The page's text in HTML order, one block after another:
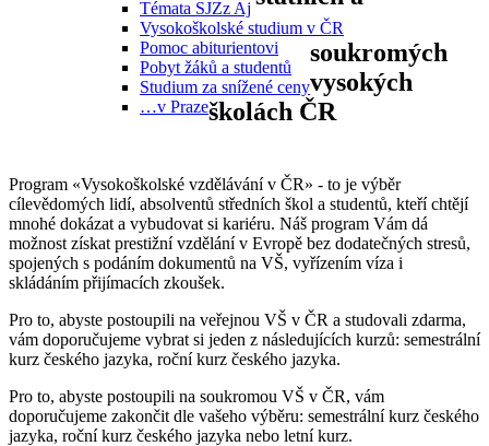
Témata SJZz Aj
Vysokoškolské studium v ČR
Pomoc abiturientovi
Pobyt žáků a studentů
Studium za snížené ceny
…v Praze
soukromých
vysokých
školách ČR
Program «Vysokoškolské vzdělávání v ČR» - to je výběr
cílevědomých lidí, absolventů středních škol a studentů, kteří chtějí
mnohé dokázat a vybudovat si kariéru. Náš program Vám dá
možnost získat prestižní vzdělání v Evropě bez dodatečných stresů,
spojených s podáním dokumentů na VŠ, vyřízením víza i
skládáním přijímacích zkoušek.
Pro to, abyste postoupili na veřejnou VŠ v ČR a studovali zdarma,
vám doporučujeme vybrat si jeden z následujících kurzů: semestrální
kurz českého jazyka, roční kurz českého jazyka.
Pro to, abyste postoupili na soukromou VŠ v ČR, vám
doporučujeme zakončit dle vašeho výběru: semestrální kurz českého
jazyka, roční kurz českého jazyka nebo letní kurz.